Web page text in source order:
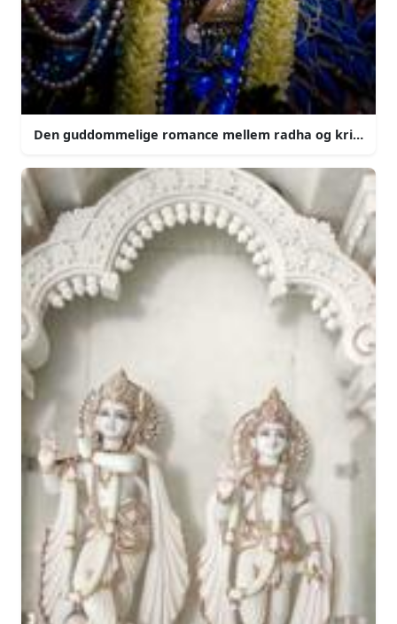
Den guddommelige romance mellem radha og krishna